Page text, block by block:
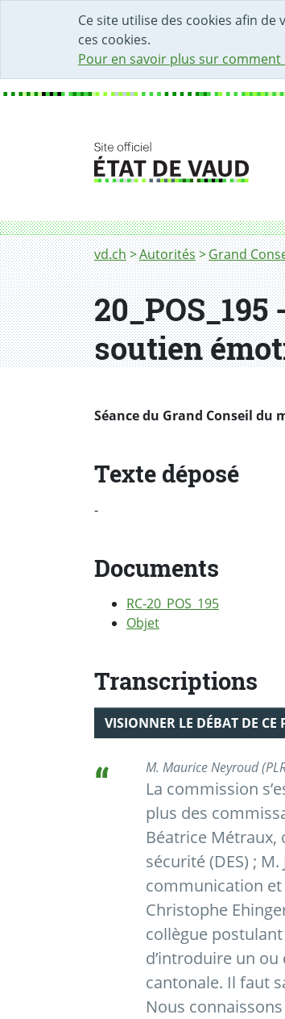
Ce site utilise des cookies afin
ces cookies.
Pour en savoir plus sur
DÉBUT DU CONTENU DE LA
ACCÈS AU CHAMP DE
PAGE D'ACCUEIL
FORMULAIRE DE CONTACT
Fil d'Ariane
vd.ch Autorités Grand
soutien
Séance du Grand Conseil du
Texte déposé
-
Documents
RC-20_POS_195
Objet
Transcriptions
VISIONNER LE DÉBAT DE
M. Maurice Neyroud
La commission
plus des
Béatrice
sécurité (DES) ;
communication et
Christophe
collègue
d’introduire un
cantonale. Il faut
Nous